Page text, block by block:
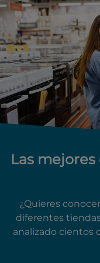
Las
¿Quieres
diferentes
analizado cientos